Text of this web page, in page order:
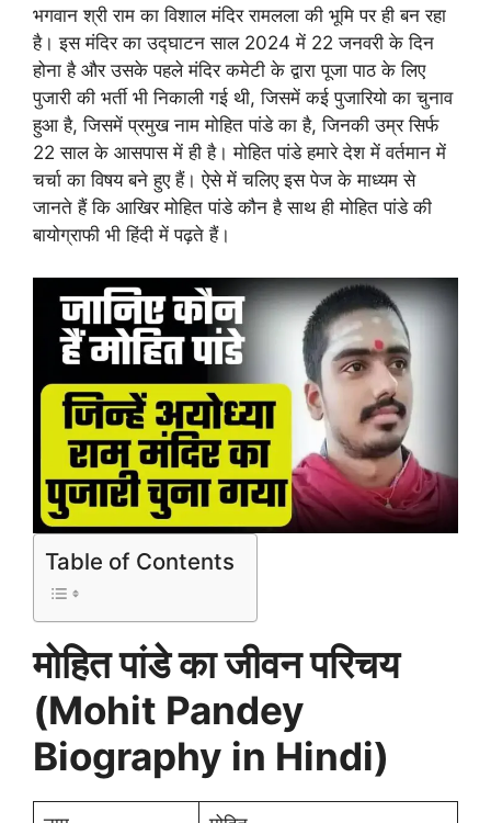
भगवान श्री राम का विशाल मंदिर रामलला की भूमि पर ही बन रहा
है। इस मंदिर का उद्घाटन साल 2024 में 22 जनवरी के दिन
होना है और उसके पहले मंदिर कमेटी के द्वारा पूजा पाठ के लिए
पुजारी की भर्ती भी निकाली गई थी, जिसमें कई पुजारियो का चुनाव
हुआ है, जिसमें प्रमुख नाम मोहित पांडे का है, जिनकी उम्र सिर्फ
22 साल के आसपास में ही है। मोहित पांडे हमारे देश में वर्तमान में
चर्चा का विषय बने हुए हैं। ऐसे में चलिए इस पेज के माध्यम से
जानते हैं कि आखिर मोहित पांडे कौन है साथ ही मोहित पांडे की
बायोग्राफी भी हिंदी में पढ़ते हैं।
Table of Contents
मोहित पांडे का जीवन परिचय
(Mohit Pandey
Biography in Hindi)